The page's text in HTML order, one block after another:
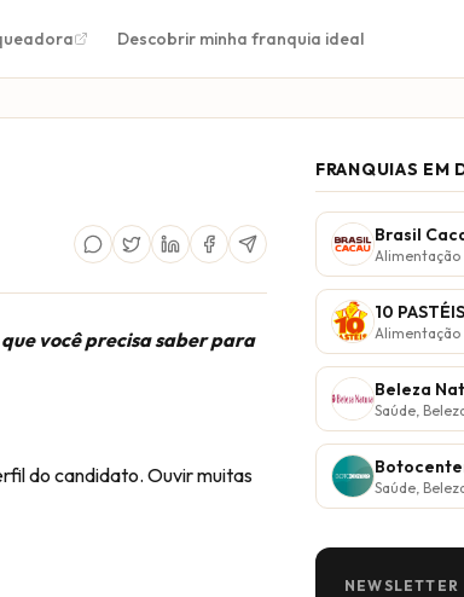
Descobrir minha franquia ideal
você precisa saber para
do candidato. Ouvir muitas
FRANQUIAS EM
Brasil
Alimentação
10 PASTÉIS
Alimentação
Beleza
Saúde,
Saúde,
NEWSLETTER